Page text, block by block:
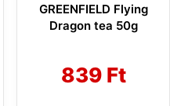
GREENFIELD Flying
Dragon tea 50g
839 Ft